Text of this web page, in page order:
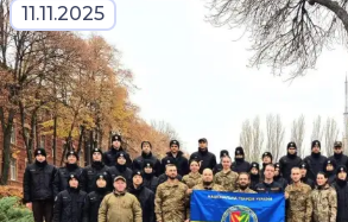
11.11.2025